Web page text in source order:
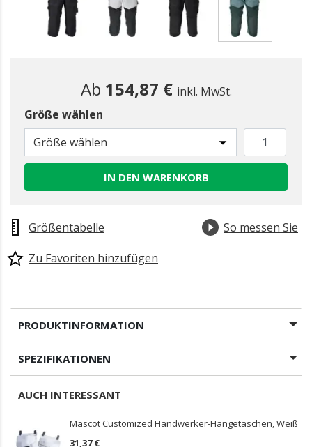
Ab 154,87 € inkl. MwSt.
Größe wählen
Größe wählen
IN DEN WARENKORB
Größentabelle
So messen Sie
Zu Favoriten hinzufügen
PRODUKTINFORMATION
SPEZIFIKATIONEN
AUCH INTERESSANT
Mascot Customized Handwerker-Hängetaschen, Weiß
31,37 €